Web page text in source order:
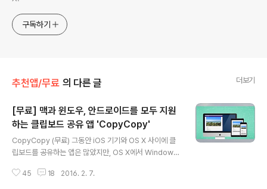
구독하기
추천앱/무료 의 다른 글 더보기
[무료] 맥과 윈도우, 안드로이드를 모두 지원
하는 클립보드 공유 앱 'CopyCopy'
CopyCopy (무료) 그동안 iOS 기기와 OS X 사이에 클
립보드를 공유하는 앱은 많았지만, OS X에서 Windows
찾기 어려웠습니다. '푸시불릿(PushBullet)' 정도가 몇 안
45 18 2016. 2. 7.